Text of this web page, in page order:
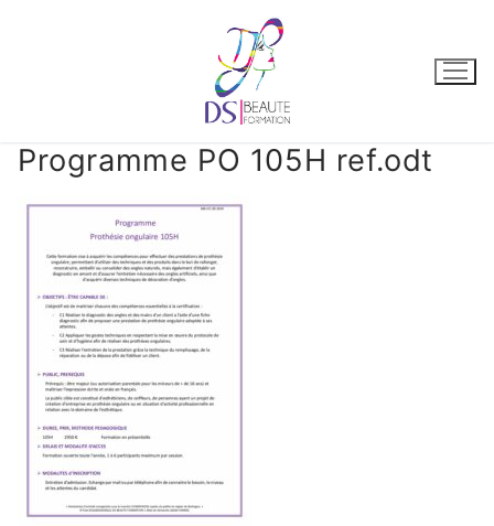
Programme PO 105H ref.odt